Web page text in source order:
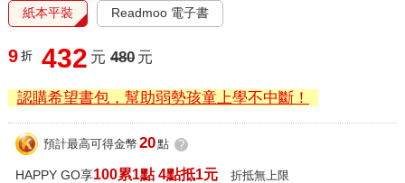
紙本平裝 Readmoo 電子書
9 折 432 元 480 元
認購希望書包，幫助弱勢孩童上學不中斷！
預計最高可得金幣 20點 ?
HAPPY GO享100累1點 4點抵1元 折抵無上限